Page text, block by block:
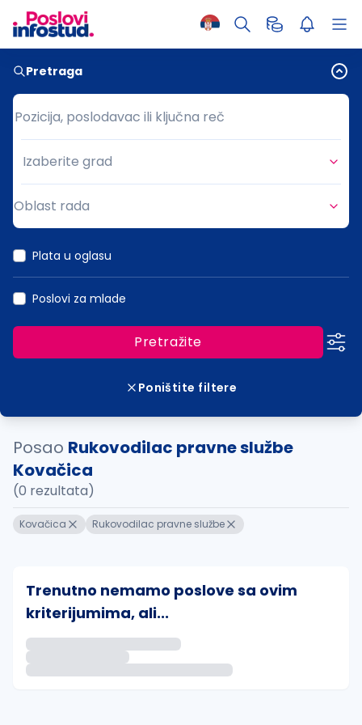
Pretraga
Pozicija, poslodavac ili ključna reč
Pozicija, poslodavac ili ključna reč
Grad
Izaberite grad
Oblast rada
Plata u oglasu
Poslovi za mlade
Pretražite
Poništite filtere
Posao Rukovodilac pravne službe
Kovačica
(0 rezultata)
Kovačica Rukovodilac pravne službe
Trenutno nemamo poslove sa ovim
kriterijumima, ali...